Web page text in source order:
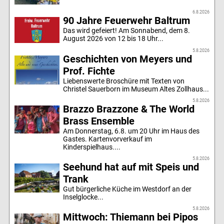
6.8.2026
90 Jahre Feuerwehr Baltrum
Das wird gefeiert! Am Sonnabend, dem 8.
August 2026 von 12 bis 18 Uhr...
5.8.2026
Geschichten von Meyers und
Prof. Fichte
Liebenswerte Broschüre mit Texten von
Christel Sauerborn im Museum Altes Zollhaus...
5.8.2026
Brazzo Brazzone & The World
Brass Ensemble
Am Donnerstag, 6.8. um 20 Uhr im Haus des
Gastes. Kartenvorverkauf im
Kinderspielhaus....
5.8.2026
Seehund hat auf mit Speis und
Trank
Gut bürgerliche Küche im Westdorf an der
Inselglocke...
5.8.2026
Mittwoch: Thiemann bei Pipos